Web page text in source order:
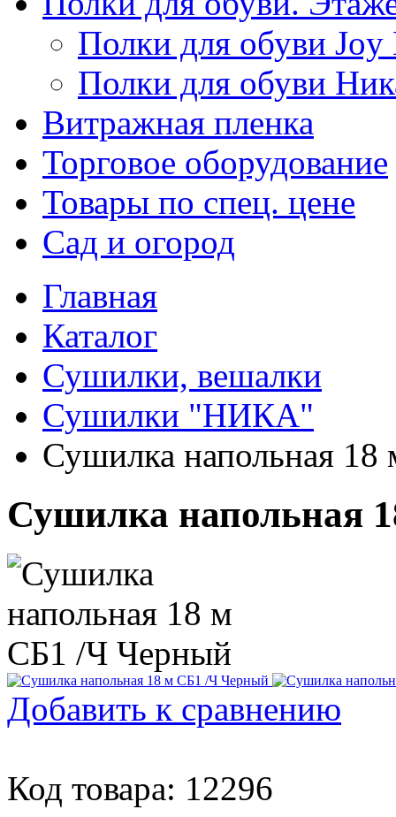
Полки для обуви Joy
Полки для обуви
Витражная пленка
Торговое оборудование
Товары по спец. цене
Сад и огород
Главная
Каталог
Сушилки, вешалки
Сушилки "НИКА"
Сушилка напольная
Сушилка напольная
Добавить к сравнению
Код товара: 12296